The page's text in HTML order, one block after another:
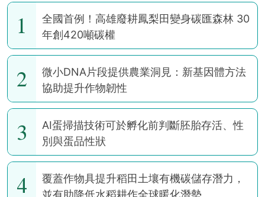
1
全國首例！高雄廢耕鳳梨田變身碳匯森林 30
年創420噸碳權
2
微小DNA片段提供農業洞見：新基因體方法
協助提升作物韌性
3
AI蛋掃描技術可於孵化前判斷胚胎存活、性
別與蛋品性狀
4
覆蓋作物具提升稻田土壤有機碳儲存潛力，
並有助降低水稻耕作全球暖化潛勢